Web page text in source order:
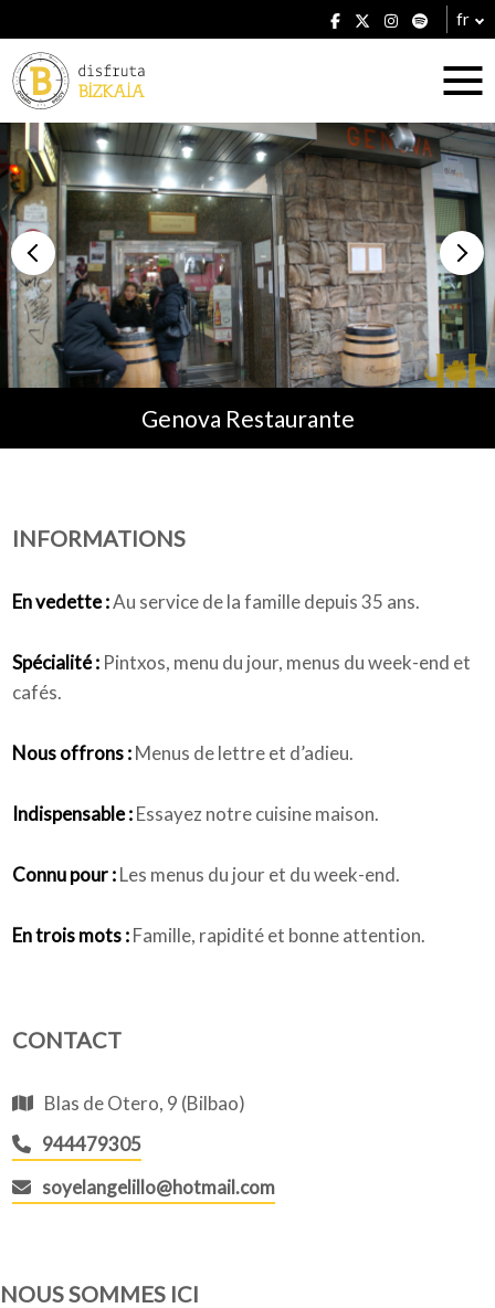
fr
Hébergement
Établissements
Plans
Genova Restaurante
INFORMATIONS
En vedette :Au service de la famille depuis 35 ans.
Spécialité : Pintxos, menu du jour, menus du week-end et
cafés.
Nous offrons :Menus de lettre et d’adieu.
Indispensable :Essayez notre cuisine maison.
Connu pour :Les menus du jour et du week-end.
En trois mots :Famille, rapidité et bonne attention.
CONTACT
Blas de Otero, 9 (Bilbao)
944479305
soyelangelillo@hotmail.com
NOUS SOMMES ICI